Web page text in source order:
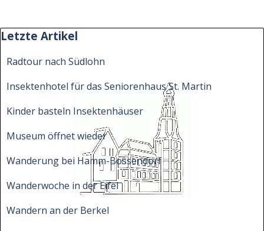
Block überspringen Letzte Artikel
Letzte Artikel
Radtour nach Südlohn
Insektenhotel für das Seniorenhaus St. Martin
Kinder basteln Insektenhäuser
Museum öffnet wieder
Wanderung bei Hamm-Bossendorf
Wanderwoche in der Eifel
Wandern an der Berkel